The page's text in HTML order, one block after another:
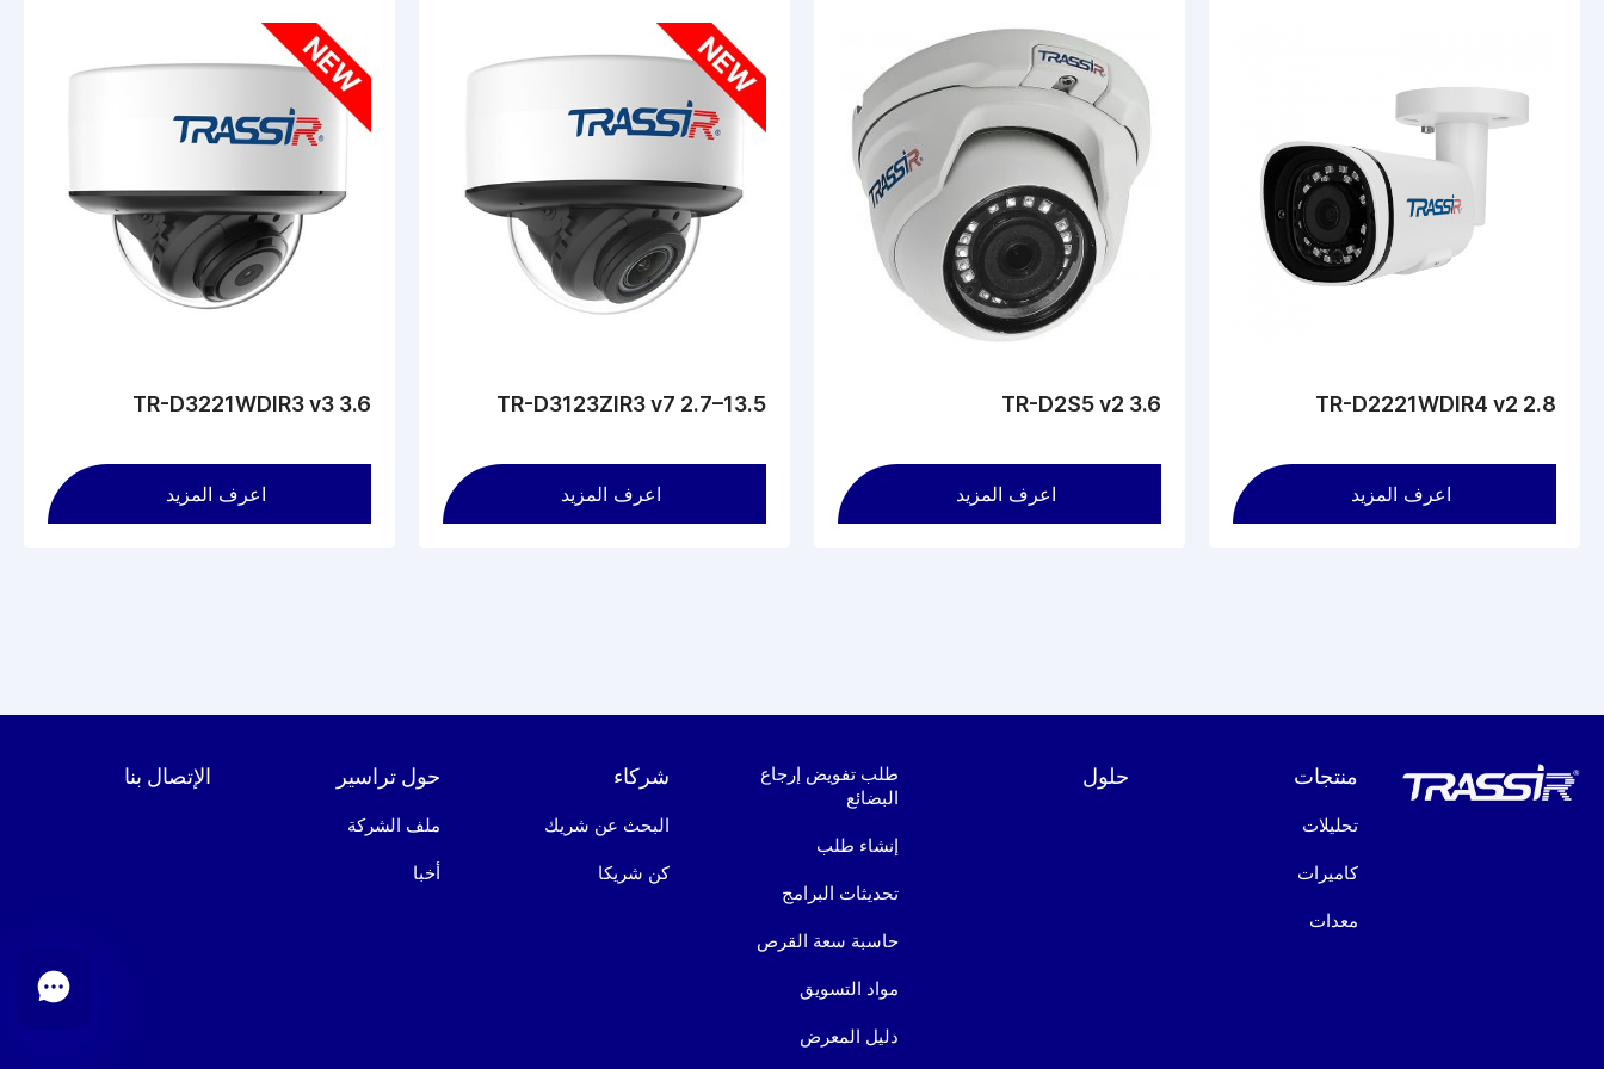
TR-D3221WDIR3 v3 3.6
اعرف المزيد
TR-D3123ZIR3 v7 2.7–13.5
اعرف المزيد
TR-D2S5 v2 3.6
اعرف المزيد
TR-D2221WDIR4 v2 2.8
اعرف المزيد
منتجات
تحليلات
كاميرات
معدات
حلول
طلب تفويض إرجاع
البضائع
إنشاء طلب
تحديثات البرامج
حاسبة سعة القرص
مواد التسويق
دليل المعرض
شركاء
البحث عن شريك
كن شريكا
حول تراسير
ملف الشركة
أخبا
الإتصال بنا